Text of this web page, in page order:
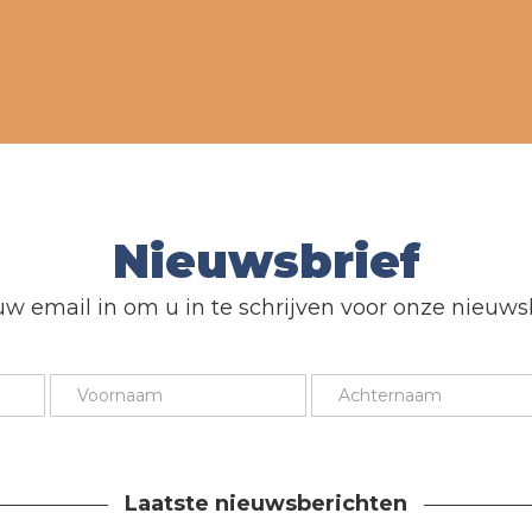
Nieuwsbrief
email in om u in te schrijven voor onze
Laatste nieuwsberichten